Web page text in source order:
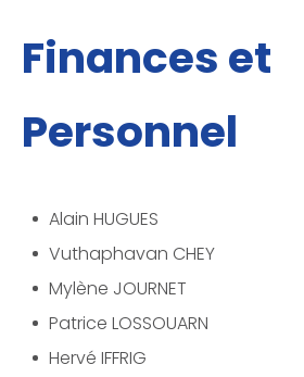
Finances et
Personnel
­Alain HUGUES
­Vuthaphavan CHEY
­Mylène JOURNET
­Patrice LOSSOUARN
­Hervé IFFRIG